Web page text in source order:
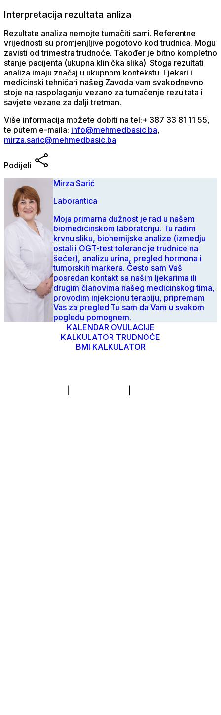
Interpretacija rezultata anliza
Rezultate analiza nemojte tumačiti sami. Referentne
vrijednosti su promjenjljive pogotovo kod trudnica. Mogu
zavisti od trimestra trudnoće. Također je bitno kompletno
stanje pacijenta (ukupna klinička slika). Stoga rezultati
analiza imaju značaj u ukupnom kontekstu. Ljekari i
medicinski tehničari našeg Zavoda vam svakodnevno
stoje na raspolaganju vezano za tumačenje rezultata i
savjete vezane za dalji tretman.
Više informacija možete dobiti na tel:+ 387 33 81 11 55,
te putem e-maila: info@mehmedbasic.ba,
mirza.saric@mehmedbasic.ba
Podijeli
Mirza Sarić
Laborantica
Moja primarna dužnost je rad u našem
biomedicinskom laboratoriju. Tu radim
krvnu sliku, biohemijske analize (izmedju
ostali i OGT-test tolerancije trudnice na
šećer), analizu urina, pregled hormona i
tumorskih markera. Često sam Vaš
posredan kontakt sa našim ljekarima ili
drugim članovima našeg medicinskog tima,
provodim injekcionu terapiju, pripremam
Vas za pregled.Tu sam da Vam u svakom
pogledu pomognem.
KALENDAR OVULACIJE
KALKULATOR TRUDNOĆE
BMI KALKULATOR